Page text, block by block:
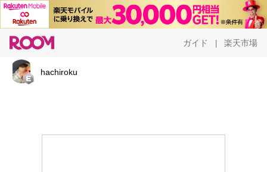
ガイド 楽天市場
hachiroku